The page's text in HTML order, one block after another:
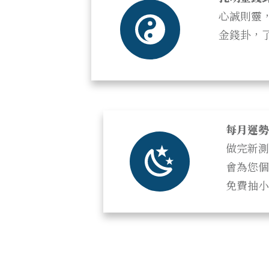
心誠則靈
金錢卦，
每月運
做完新
會為您
免費抽